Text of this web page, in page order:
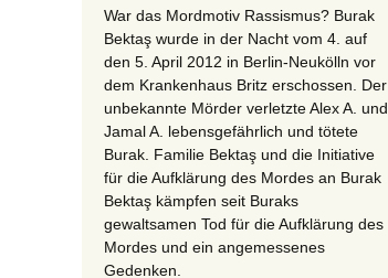
War das Mordmotiv Rassismus? Burak
Bektaş wurde in der Nacht vom 4. auf
den 5. April 2012 in Berlin-Neukölln vor
dem Krankenhaus Britz erschossen. Der
unbekannte Mörder verletzte Alex A. und
Jamal A. lebensgefährlich und tötete
Burak. Familie Bektaş und die Initiative
für die Aufklärung des Mordes an Burak
Bektaş kämpfen seit Buraks
gewaltsamen Tod für die Aufklärung des
Mordes und ein angemessenes
Gedenken.